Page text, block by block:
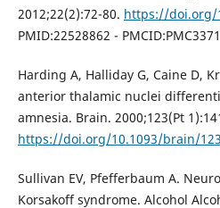
2012;22(2):72-80. https://doi.org/
PMID:22528862 -
Harding A, Halliday G, Caine D,
anterior thalamic nuclei
amnesia. Brain. 2000;123(Pt
https://doi.org/10.1093/brain/
Sullivan EV, Pfefferbaum A.
Korsakoff syndrome. Alcohol